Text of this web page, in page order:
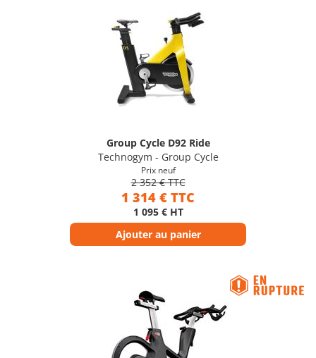
Group Cycle D92 Ride
Technogym - Group Cycle
Prix neuf
2 352 € TTC
1 314 € TTC
1 095 € HT
Ajouter au panier